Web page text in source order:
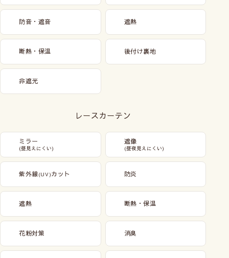
防音・遮音 遮熱
断熱・保温 後付け裏地
非遮光
レースカーテン
ミラー
(昼見えにくい)
遮像
(昼夜見えにくい)
紫外線(UV)カット 防炎
遮熱 断熱・保温
花粉対策 消臭